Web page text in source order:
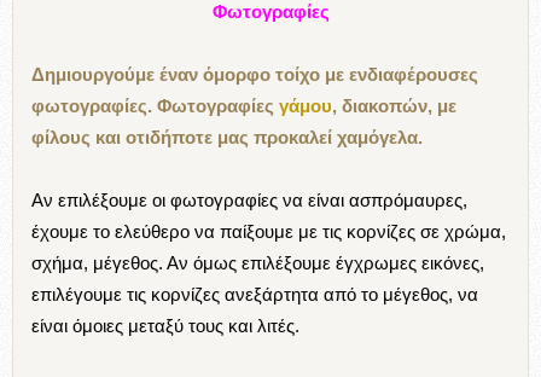
Φωτογραφίες
Δημιουργούμε έναν όμορφο τοίχο με ενδιαφέρουσες
φωτογραφίες. Φωτογραφίες γάμου, διακοπών, με
φίλους και οτιδήποτε μας προκαλεί χαμόγελα.
Αν επιλέξουμε οι φωτογραφίες να είναι ασπρόμαυρες,
έχουμε το ελεύθερο να παίξουμε με τις κορνίζες σε χρώμα,
σχήμα, μέγεθος. Αν όμως επιλέξουμε έγχρωμες εικόνες,
επιλέγουμε τις κορνίζες ανεξάρτητα από το μέγεθος, να
είναι όμοιες μεταξύ τους και λιτές.